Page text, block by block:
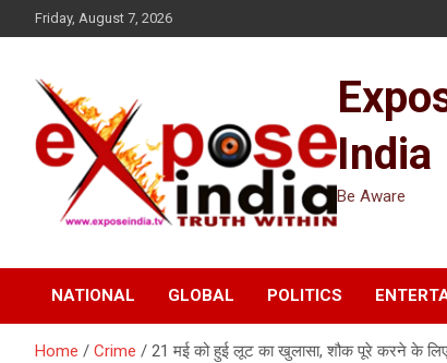
to
Friday, August 7, 2026
India
Be Aware
NATIONAL GLOBAL POLITICS
Home Crime 21 मई को हुई लूट का खुलासा, शौक पूरे करने के